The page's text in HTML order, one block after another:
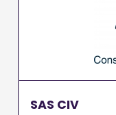
SAS CIV